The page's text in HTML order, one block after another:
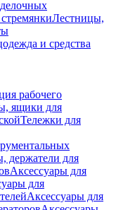
Лестницы,
и средства
рабочего
ящики для
Тележки для
держатели для
Аксессуары для
для
Аксессуары для